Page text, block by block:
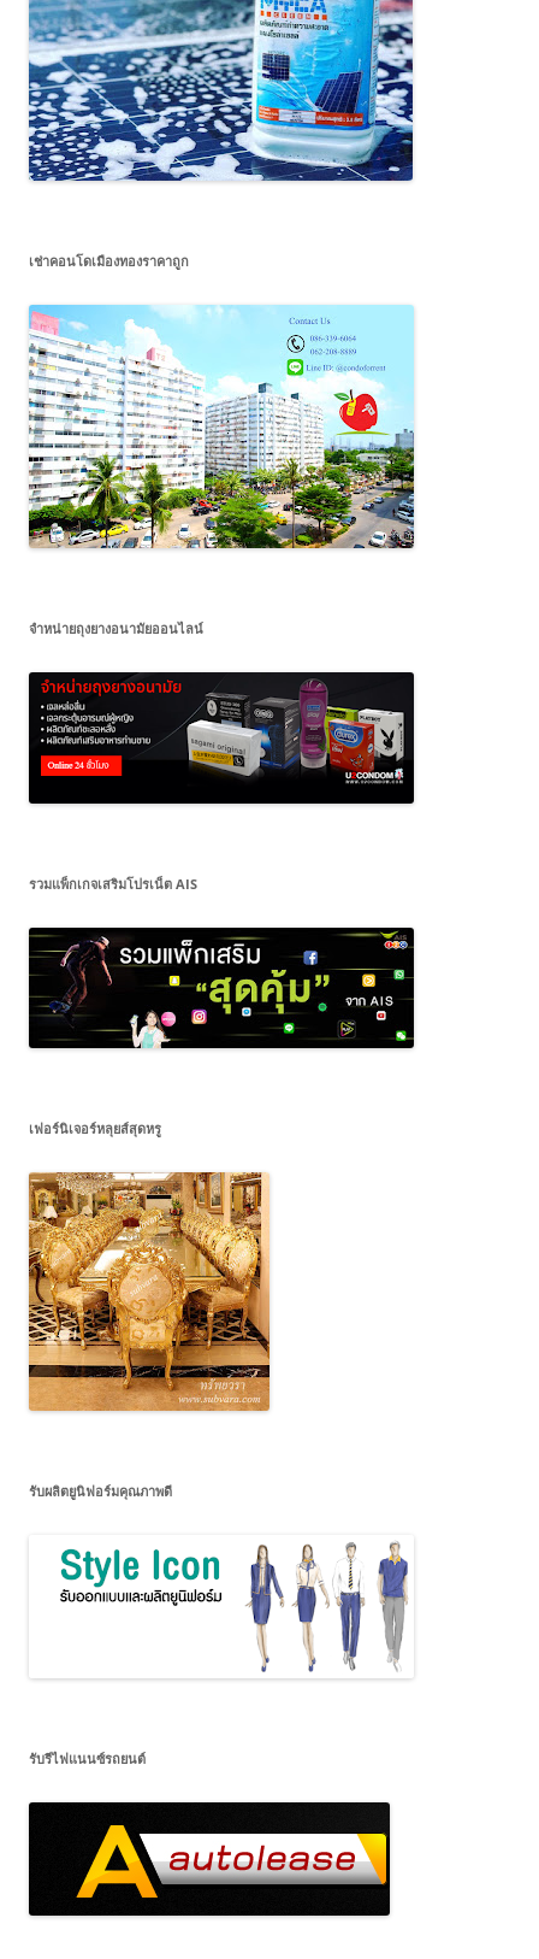
เช่าคอนโดเมืองทองราคาถูก
จำหน่ายถุงยางอนามัยออนไลน์
รวมแพ็กเกจเสริมโปรเน็ต AIS
เฟอร์นิเจอร์หลุยส์สุดหรู
รับผลิตยูนิฟอร์มคุณภาพดี
รับรีไฟแนนซ์รถยนต์